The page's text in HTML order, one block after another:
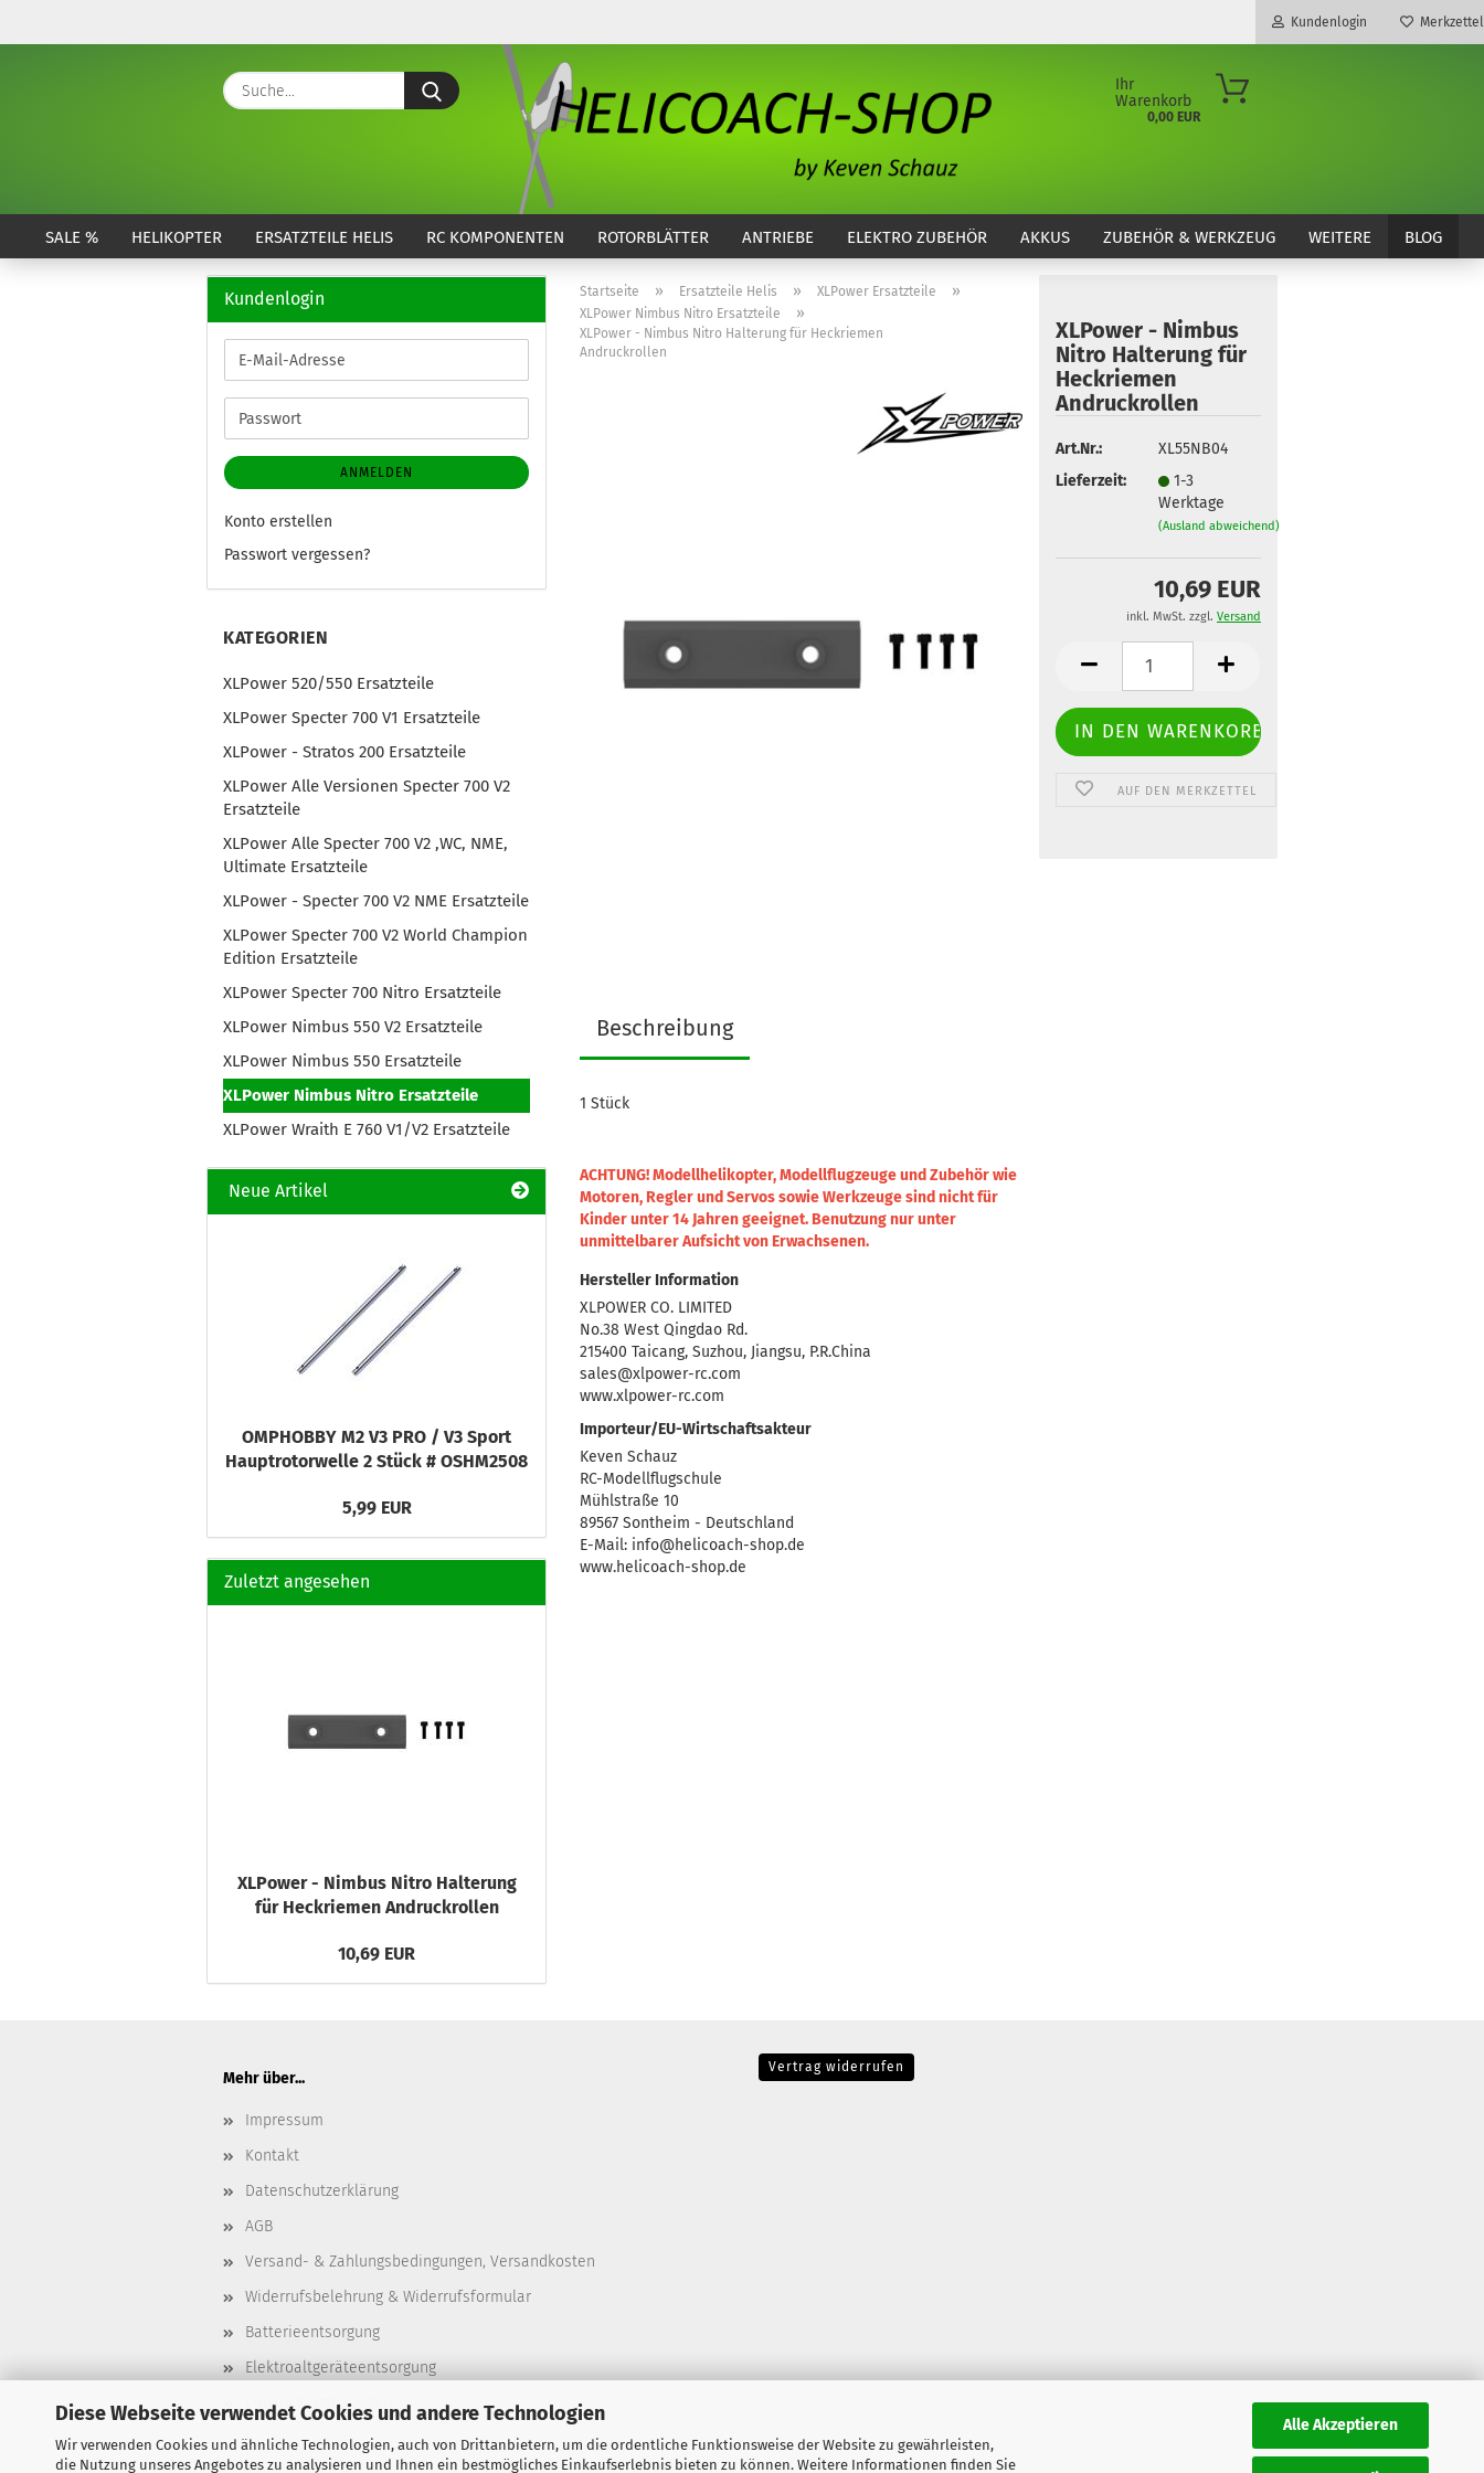
Diese Webseite verwendet Cookies und andere Technologien
Wir verwenden Cookies und ähnliche Technologien, auch von Drittanbietern, um die ordentliche Funktionsweise der Website zu gewährleisten,
die Nutzung unseres Angebotes zu analysieren und Ihnen ein bestmögliches Einkaufserlebnis bieten zu können. Weitere Informationen finden Sie
Alle Akzeptieren
Kundenlogin
Konto erstellen
Passwort vergessen?
Merkzettel
Suche...
Ihr
Warenkorb
0,00 EUR
SALE % HELIKOPTER ERSATZTEILE HELIS RC KOMPONENTEN ROTORBLÄTTER ANTRIEBE ELEKTRO ZUBEHÖR AKKUS ZUBEHÖR & WERKZEUG BLOG
WEITERE
Startseite » Ersatzteile Helis » XLPower Ersatzteile »
XLPower Nimbus Nitro Ersatzteile »
XLPower - Nimbus Nitro Halterung für Heckriemen
Andruckrollen
XLPower - Nimbus
Nitro Halterung für
Heckriemen
Andruckrollen
Art.Nr.:
XL55NB04
Lieferzeit:
1-3
Werktage
(Ausland abweichend)
10,69 EUR
inkl. MwSt. zzgl. Versand
AUF DEN MERKZETTEL
Beschreibung
1 Stück
ACHTUNG! Modellhelikopter, Modellflugzeuge und Zubehör wie
Motoren, Regler und Servos sowie Werkzeuge sind nicht für
Kinder unter 14 Jahren geeignet. Benutzung nur unter
unmittelbarer Aufsicht von Erwachsenen.
Hersteller Information
XLPOWER CO. LIMITED
No.38 West Qingdao Rd.
215400 Taicang, Suzhou, Jiangsu, P.R.China
sales@xlpower-rc.com
www.xlpower-rc.com
Importeur/EU-Wirtschaftsakteur
Keven Schauz
RC-Modellflugschule
Mühlstraße 10
89567 Sontheim - Deutschland
E-Mail: info@helicoach-shop.de
www.helicoach-shop.de
Kundenlogin
E-
Mail-
Adresse
Passwort
ANMELDEN
Konto erstellen
Passwort vergessen?
KATEGORIEN
XLPower 520/550 Ersatzteile
XLPower Specter 700 V1 Ersatzteile
XLPower - Stratos 200 Ersatzteile
XLPower Alle Versionen Specter 700 V2
Ersatzteile
XLPower Alle Specter 700 V2 ,WC, NME,
Ultimate Ersatzteile
XLPower - Specter 700 V2 NME Ersatzteile
XLPower Specter 700 V2 World Champion
Edition Ersatzteile
XLPower Specter 700 Nitro Ersatzteile
XLPower Nimbus 550 V2 Ersatzteile
XLPower Nimbus 550 Ersatzteile
XLPower Nimbus Nitro Ersatzteile
XLPower Wraith E 760 V1/V2 Ersatzteile
Neue Artikel
OMPHOBBY M2 V3 PRO / V3 Sport
Hauptrotorwelle 2 Stück # OSHM2508
5,99 EUR
Zuletzt angesehen
XLPower - Nimbus Nitro Halterung
für Heckriemen Andruckrollen
10,69 EUR
Mehr über...
Impressum
Kontakt
Datenschutzerklärung
AGB
Versand- & Zahlungsbedingungen, Versandkosten
Widerrufsbelehrung & Widerrufsformular
Batterieentsorgung
Elektroaltgeräteentsorgung
Cookie Einstellungen
Vertrag widerrufen